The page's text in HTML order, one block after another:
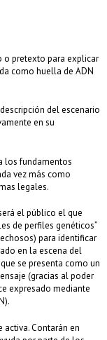
o pretexto para explicar
como huella de ADN
del escenario
en su
los fundamentos
vez más como
legales.
el público el que
de perfiles genéticos”
para identificar
en la escena del
se presenta como un
(gracias al poder
expresado mediante
Contarán en